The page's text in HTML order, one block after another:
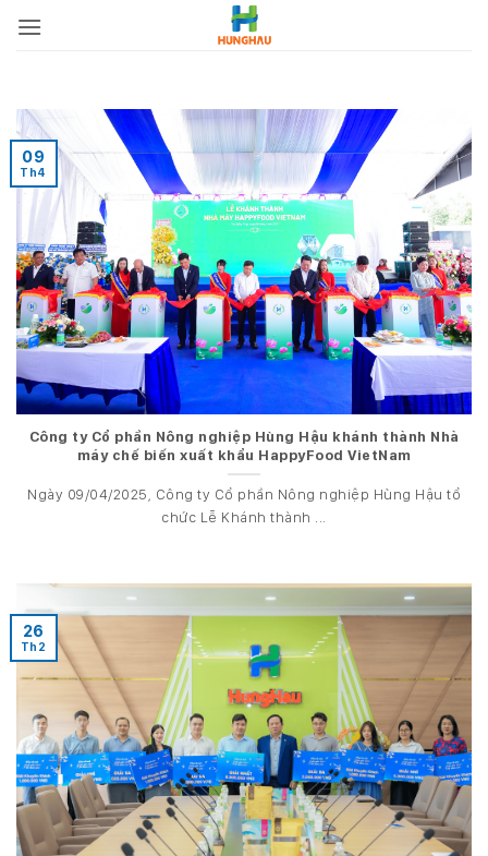
qua
Công ty Cổ phần Nông nghiệp Hùng Hậu khánh thành Nhà
máy chế biến xuất khẩu HappyFood VietNam
Ngày 09/04/2025, Công ty Cổ phần Nông nghiệp Hùng Hậu tổ
chức Lễ Khánh thành ...
09
Th4
26
Th2